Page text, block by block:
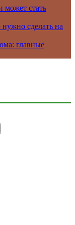
может стать
сделать на
главные